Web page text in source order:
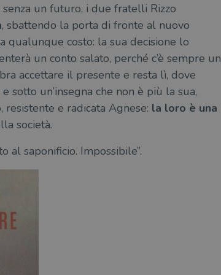
un futuro, i due fratelli Rizzo
, sbattendo la porta di fronte al nuovo
qualunque costo: la sua decisione lo
un conto salato, perché c’è sempre un
accettare il presente e resta lì, dove
sotto un’insegna che non è più la sua,
resistente e radicata Agnese: la loro è una
società.
al saponificio. Impossibile”.